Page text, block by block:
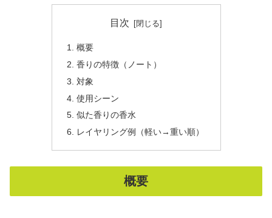
目次
概要
香りの特徴（ノート）
対象
使用シーン
似た香りの香水
レイヤリング例（軽い→重い順）
概要